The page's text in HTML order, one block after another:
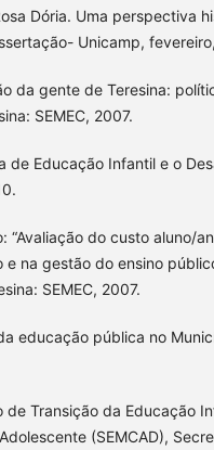
Dória. Uma perspectiva
Unicamp,
da gente de Teresina:
SEMEC, 2007.
de Educação Infantil e o
“Avaliação do custo aluno/
e na gestão do ensino
SEMEC, 2007.
educação pública no
de Transição da Educação
(SEMCAD),